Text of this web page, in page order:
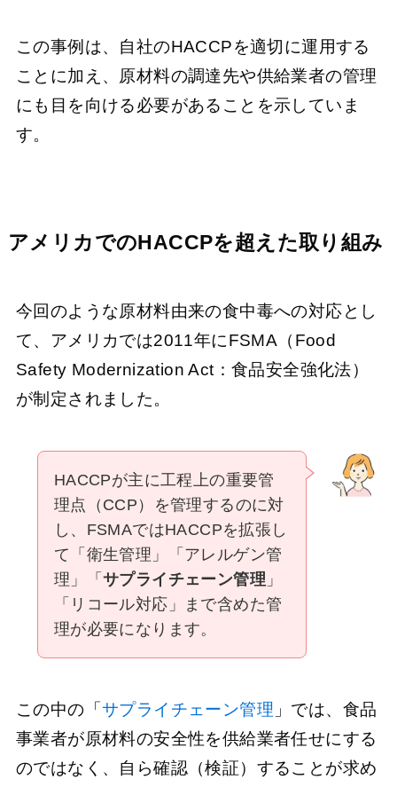
この事例は、自社のHACCPを適切に運用する
ことに加え、原材料の調達先や供給業者の管理
にも目を向ける必要があることを示していま
す。
アメリカでのHACCPを超えた取り組み
今回のような原材料由来の食中毒への対応とし
て、アメリカでは2011年にFSMA（Food
Safety Modernization Act：食品安全強化法）
が制定されました。
HACCPが主に工程上の重要管
理点（CCP）を管理するのに対
し、FSMAではHACCPを拡張し
て「衛生管理」「アレルゲン管
理」「 サプライチェーン管理 」
「リコール対応」まで含めた管
理が必要になります。
この中の「 サプライチェーン管理 」では、食品
事業者が原材料の安全性を供給業者任せにする
のではなく、自ら確認（検証）することが求め